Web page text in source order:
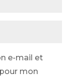
e-mail et
mon